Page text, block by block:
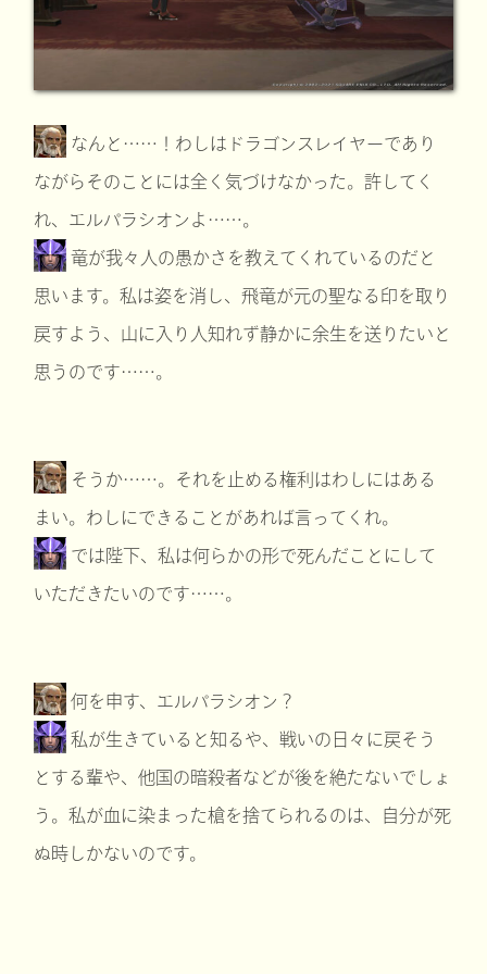
なんと……！わしはドラゴンスレイヤーであり
ながらそのことには全く気づけなかった。許してく
れ、エルパラシオンよ……。
竜が我々人の愚かさを教えてくれているのだと
思います。私は姿を消し、飛竜が元の聖なる印を取り
戻すよう、山に入り人知れず静かに余生を送りたいと
思うのです……。
そうか……。それを止める権利はわしにはある
まい。わしにできることがあれば言ってくれ。
では陛下、私は何らかの形で死んだことにして
いただきたいのです……。
何を申す、エルパラシオン？
私が生きていると知るや、戦いの日々に戻そう
とする輩や、他国の暗殺者などが後を絶たないでしょ
う。私が血に染まった槍を捨てられるのは、自分が死
ぬ時しかないのです。